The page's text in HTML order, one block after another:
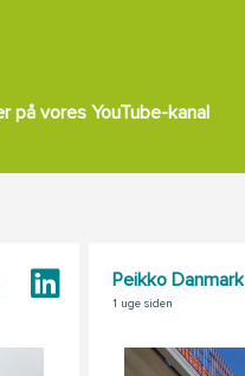
på vores YouTube-kanal
Peikko Danmark
1 uge siden